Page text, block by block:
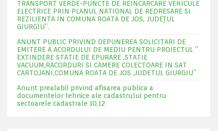
TRANSPORT VERDE-PUNCTE DE REINCARCARE VEHICULE
ELECTRICE PRIN PLANUL NATIONAL DE REDRESARE SI
REZILIENTA IN COMUNA ROATA DE JOS, JUDEŢUL
GIURGIU”.
ANUNT PUBLIC PRIVIND DEPUNEREA SOLICITARI DE
EMITERE A ACORDULUI DE MEDIU PENTRU PROIECTUL ”
EXTINDERE STATIE DE EPURARE ,STATIE
VACUUM,RACORDURI SI CAMERE COLECTOARE IN SAT
CARTOJANI,COMUNA ROATA DE JOS ,JUDETUL GIURGIU”
Anunt prealabil privind afisarea publica a
documentelor tehnice ale cadastrului pentru
sectoarele cadastrale 10,12